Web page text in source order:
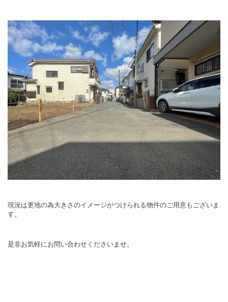
現況は更地の為大きさのイメージがつけられる物件のご用意もございま
す。
是非お気軽にお問い合わせくださいませ。